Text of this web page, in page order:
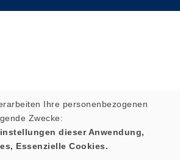
Ihre personenbezogenen
Zwecke:
dieser Anwendung,
Essenzielle Cookies.